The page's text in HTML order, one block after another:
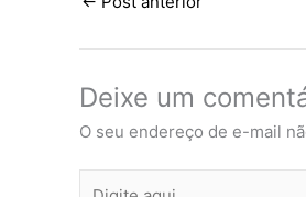
Deixe um
O seu endereço de e-mail